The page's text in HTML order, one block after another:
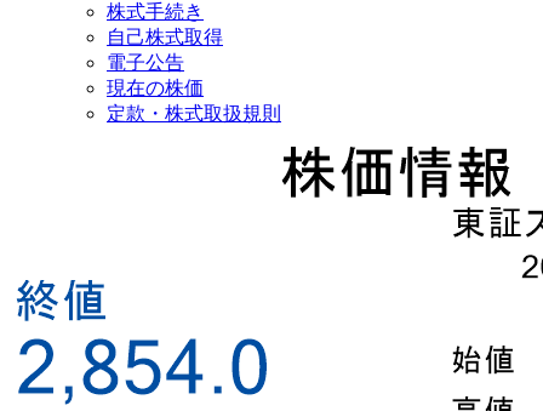
株式手続き
自己株式取得
電子公告
現在の株価
定款・株式取扱規則